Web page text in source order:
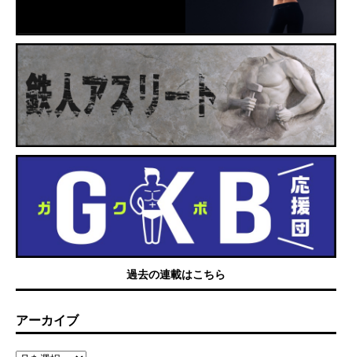
過去の連載はこちら
アーカイブ